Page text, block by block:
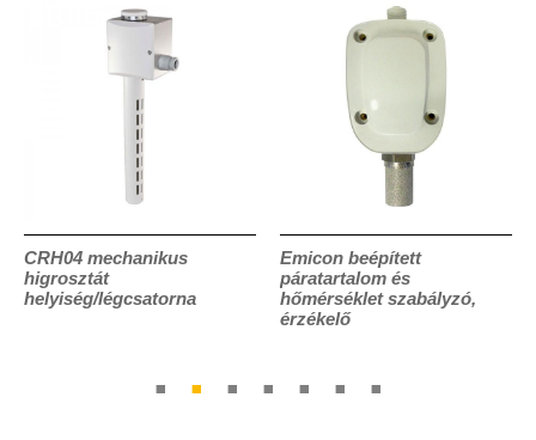
CRH04 mechanikus
higrosztát
helyiség/légcsatorna
Emicon beépített
páratartalom és
hőmérséklet szabályzó,
érzékelő